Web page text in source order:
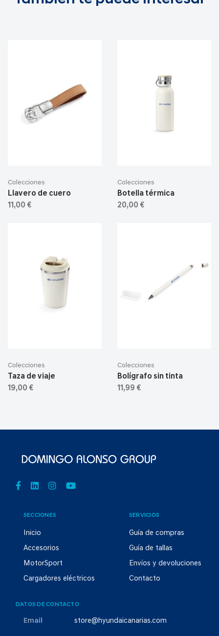
Colecciones
Llavero de cuero
11,00 €
Colecciones
Botella térmica
20,00 €
Colecciones
Taza de viaje
19,00 €
Colecciones
Bolígrafo sin tinta
11,99 €
SECCIONES
Inicio
Accesorios
MotorSport
Cargadores eléctricos
SERVICIOS
Guía de compras
Guía de tallas
Envíos y devoluciones
Contacto
DATOS DE CONTACTO
Email store@hyundaicanarias.com